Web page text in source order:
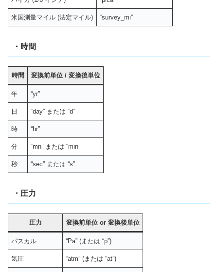
米国測量マイル (法定マイル) “survey_mi”
・時間
時間 変換前単位 / 変換後単位
年 “yr”
日 “day” または “d”
時 “hr”
分 “mn” または “min”
秒 “sec” または “s”
・圧力
圧力 変換前単位 or 変換後単位
パスカル “Pa” (または “p”)
気圧 “atm” (または “at”)